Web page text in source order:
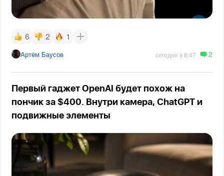
6 2 1
Артём Баусов сегодня в 8:47 2
Первый гаджет OpenAI будет похож на
пончик за $400. Внутри камера, ChatGPT и
подвижные элементы